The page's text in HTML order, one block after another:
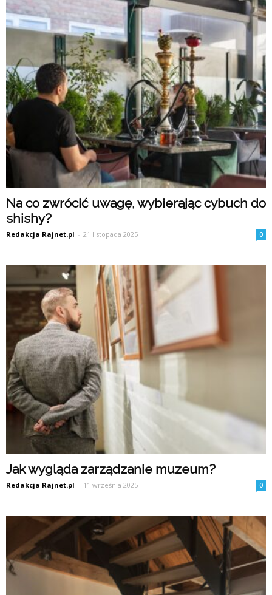
Na co zwrócić uwagę, wybierając cybuch do
shishy?
Redakcja Rajnet.pl - 21 listopada 2025 0
Jak wygląda zarządzanie muzeum?
Redakcja Rajnet.pl - 11 września 2025 0